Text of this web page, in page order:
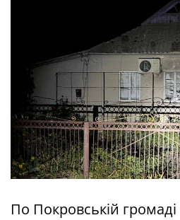
По Покровській громаді